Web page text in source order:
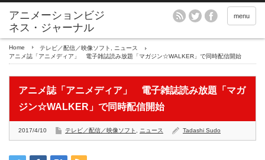
アニメーションビジ
ネス・ジャーナル
menu
Home テレビ／配信／映像ソフト
ニュース
アニメ誌「アニメディア」 電子雑誌読み放題「マガジン☆WALKER」で同時配信開始
アニメ誌「アニメディア」 電子雑誌読み放題「マガ
ジン☆WALKER」で同時配信開始
2017/4/10 テレビ／配信／映像ソフト ニュース Tadashi Sudo